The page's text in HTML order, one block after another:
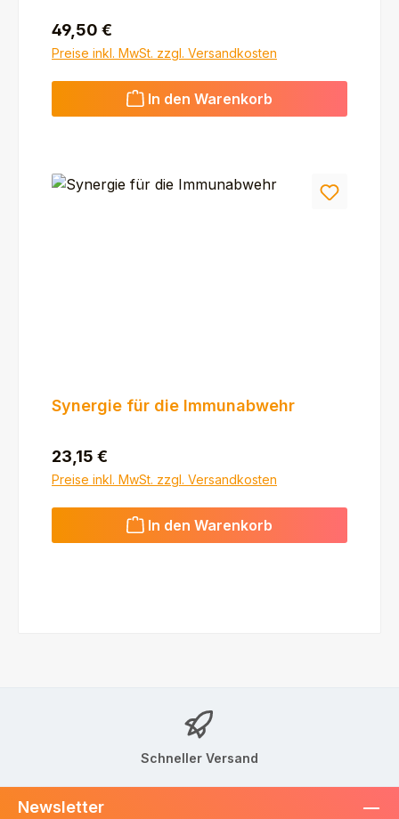
Regulärer Preis:
49,50 €
Preise inkl. MwSt. zzgl. Versandkosten
In den Warenkorb
Synergie für die Immunabwehr
Regulärer Preis:
23,15 €
Preise inkl. MwSt. zzgl. Versandkosten
In den Warenkorb
Schneller Versand
Newsletter